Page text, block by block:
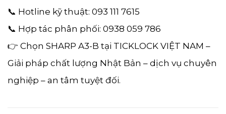
📞 Hotline kỹ thuật: 093 111 7615
📞 Hợp tác phân phối: 0938 059 786
👉 Chọn SHARP A3-B tại TICKLOCK VIỆT NAM –
Giải pháp chất lượng Nhật Bản – dịch vụ chuyên
nghiệp – an tâm tuyệt đối.